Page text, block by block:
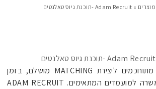
מוצרים » Adam Recruit -תוכנת גיוס טאלנטים
Adam Recruit -תוכנת גיוס טאלנטים
בליבה אלגוריתמים מתוחכמים ליצירת MATCHING מושלם, בזמן
קצר, בין דרישות המשרה למועמדים המתאימים. ADAM RECRUIT